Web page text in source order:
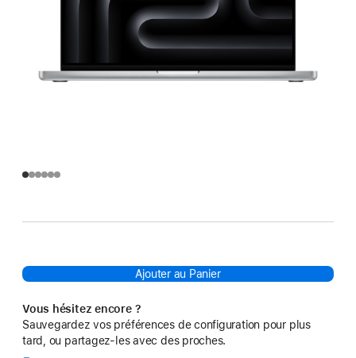
Ajouter au Panier
Vous hésitez encore ?
Sauvegardez vos préférences de configuration pour plus
tard, ou partagez-les avec des proches.